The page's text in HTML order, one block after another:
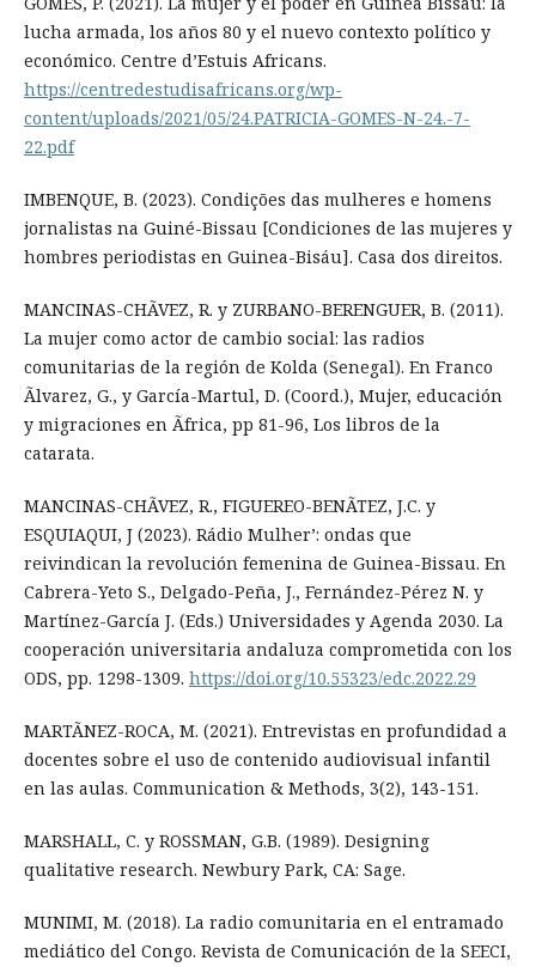
lucha armada, los años 80 y el nuevo contexto político y
económico. Centre d’Estuis Africans.
https://centredestudisafricans.org/wp-
content/uploads/2021/05/24.PATRICIA-GOMES-N-24.-7-
22.pdf
IMBENQUE, B. (2023). Condições das mulheres e homens
jornalistas na Guiné-Bissau [Condiciones de las mujeres y
hombres periodistas en Guinea-Bisáu]. Casa dos direitos.
MANCINAS-CHÃVEZ, R. y ZURBANO-BERENGUER, B. (2011).
La mujer como actor de cambio social: las radios
comunitarias de la región de Kolda (Senegal). En Franco
Ãlvarez, G., y García-Martul, D. (Coord.), Mujer, educación
y migraciones en Ãfrica, pp 81-96, Los libros de la
catarata.
MANCINAS-CHÃVEZ, R., FIGUEREO-BENÃTEZ, J.C. y
ESQUIAQUI, J (2023). Rádio Mulher’: ondas que
reivindican la revolución femenina de Guinea-Bissau. En
Cabrera-Yeto S., Delgado-Peña, J., Fernández-Pérez N. y
Martínez-García J. (Eds.) Universidades y Agenda 2030. La
cooperación universitaria andaluza comprometida con los
ODS, pp. 1298-1309. https://doi.org/10.55323/edc.2022.29
MARTÃNEZ-ROCA, M. (2021). Entrevistas en profundidad a
docentes sobre el uso de contenido audiovisual infantil
en las aulas. Communication & Methods, 3(2), 143-151.
MARSHALL, C. y ROSSMAN, G.B. (1989). Designing
qualitative research. Newbury Park, CA: Sage.
MUNIMI, M. (2018). La radio comunitaria en el entramado
mediático del Congo. Revista de Comunicación de la SEECI,